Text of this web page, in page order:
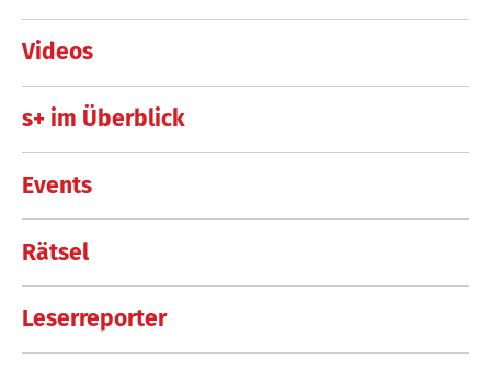
Videos
s+ im Überblick
Events
Rätsel
Leserreporter